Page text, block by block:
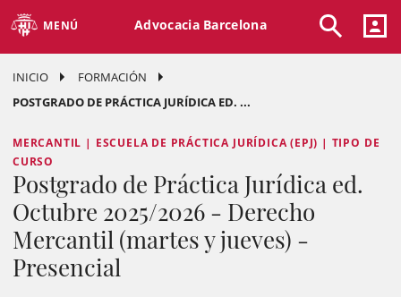
MENÚ Advocacia Barcelona
INICIO
FORMACIÓN
POSTGRADO DE PRÁCTICA JURÍDICA ED. ...
MERCANTIL | ESCUELA DE PRÁCTICA JURÍDICA (EPJ) | TIPO DE
CURSO
Postgrado de Práctica Jurídica ed.
Octubre 2025/2026 - Derecho
Mercantil (martes y jueves) -
Presencial